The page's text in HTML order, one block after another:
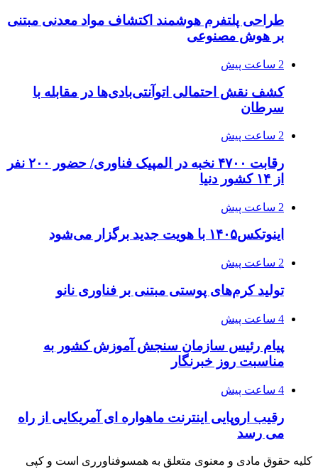
طراحی پلتفرم هوشمند اکتشاف مواد معدنی مبتنی
بر هوش مصنوعی
2 ساعت پیش
کشف نقش احتمالی اتوآنتی‌بادی‌ها در مقابله با
سرطان
2 ساعت پیش
رقابت ۴۷۰۰ نخبه در المپیک فناوری/ حضور ۲۰۰ نفر
از ۱۴ کشور دنیا
2 ساعت پیش
اینوتکس۱۴۰۵ با هویت جدید برگزار می‌شود
2 ساعت پیش
تولید کرم‌های پوستی مبتنی بر فناوری نانو
4 ساعت پیش
پیام رئیس سازمان سنجش آموزش کشور به
مناسبت روز خبرنگار
4 ساعت پیش
رقیب اروپایی اینترنت ماهواره ای آمریکایی از راه
می رسد
کلیه حقوق مادی و معنوی متعلق به همسوفناورری است و کپی